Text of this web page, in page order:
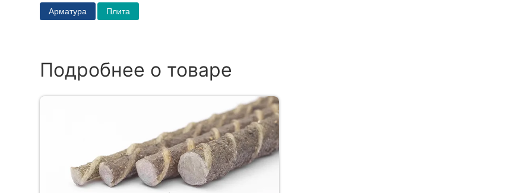
Арматура Плита
Подробнее о товаре